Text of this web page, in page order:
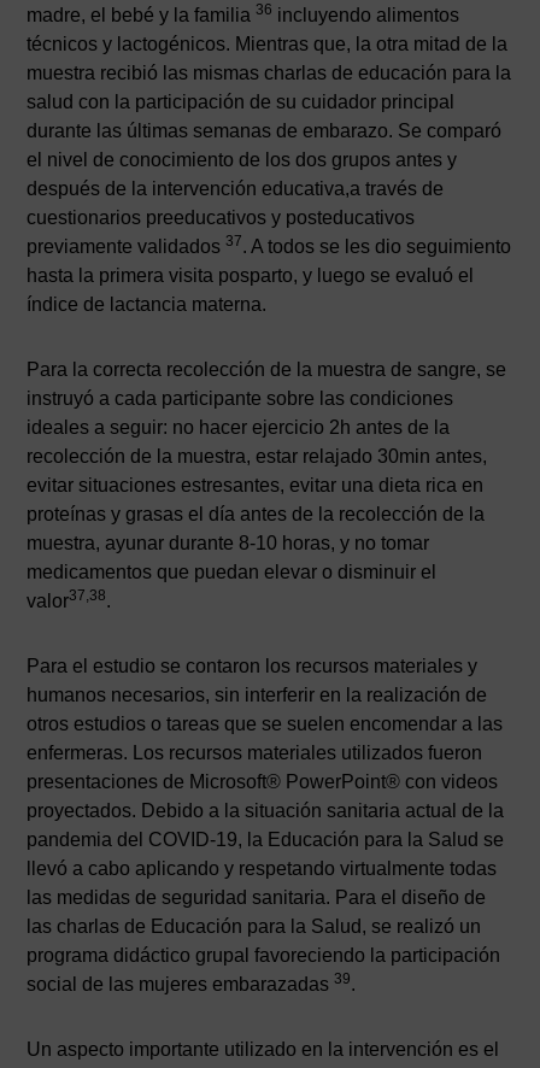
madre, el bebé y la familia 36 incluyendo alimentos
técnicos y lactogénicos. Mientras que, la otra mitad de la
muestra recibió las mismas charlas de educación para la
salud con la participación de su cuidador principal
durante las últimas semanas de embarazo. Se comparó
el nivel de conocimiento de los dos grupos antes y
después de la intervención educativa,a través de
cuestionarios preeducativos y posteducativos
previamente validados 37. A todos se les dio seguimiento
hasta la primera visita posparto, y luego se evaluó el
índice de lactancia materna.
Para la correcta recolección de la muestra de sangre, se
instruyó a cada participante sobre las condiciones
ideales a seguir: no hacer ejercicio 2h antes de la
recolección de la muestra, estar relajado 30min antes,
evitar situaciones estresantes, evitar una dieta rica en
proteínas y grasas el día antes de la recolección de la
muestra, ayunar durante 8-10 horas, y no tomar
medicamentos que puedan elevar o disminuir el
valor37,38.
Para el estudio se contaron los recursos materiales y
humanos necesarios, sin interferir en la realización de
otros estudios o tareas que se suelen encomendar a las
enfermeras. Los recursos materiales utilizados fueron
presentaciones de Microsoft® PowerPoint® con videos
proyectados. Debido a la situación sanitaria actual de la
pandemia del COVID-19, la Educación para la Salud se
llevó a cabo aplicando y respetando virtualmente todas
las medidas de seguridad sanitaria. Para el diseño de
las charlas de Educación para la Salud, se realizó un
programa didáctico grupal favoreciendo la participación
social de las mujeres embarazadas 39.
Un aspecto importante utilizado en la intervención es el